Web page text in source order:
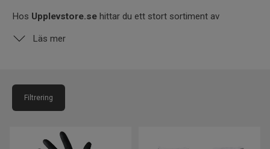
Hos Upplevstore.se hittar du ett stort sortiment av
fiskehandskar och vantar
Hitta rätt handskar för ditt fiske
Vattentäta handskar
regn och vågor
Läs mer
Filtrering